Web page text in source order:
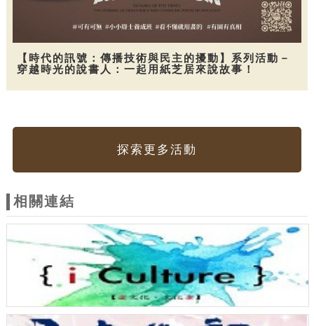
【時代的訊號：傳播技術與民主的擾動】系列活動－
穿越時光的說書人：一起用紙芝居來說故事！
探索更多活動
相關連結